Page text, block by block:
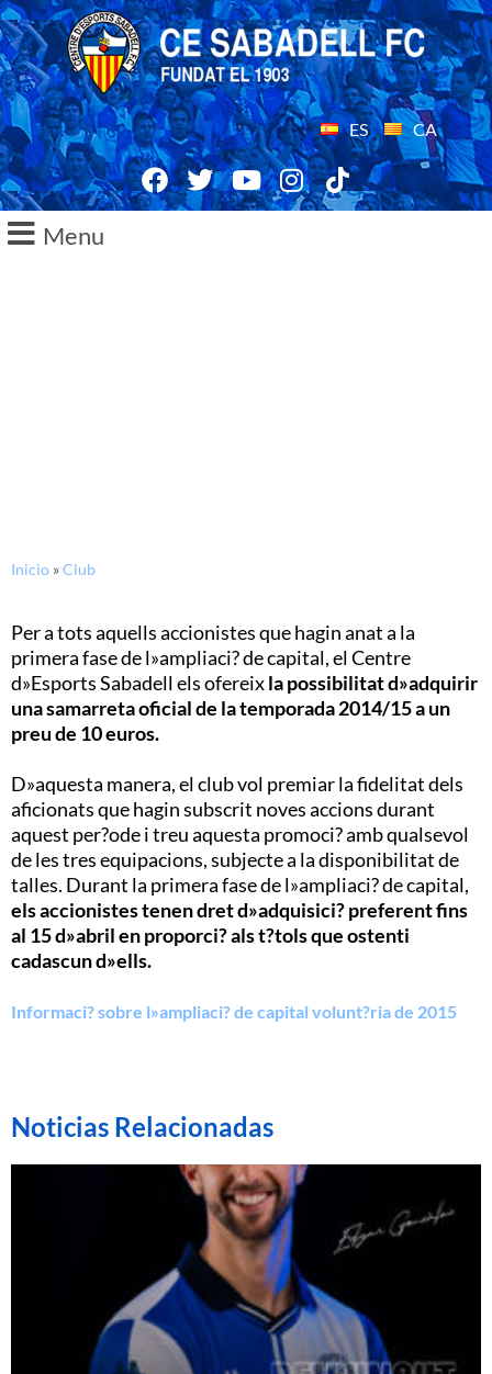
ES CA
Menu
Inicio »Club
Per a tots aquells accionistes que hagin anat a la
primera fase de l»ampliaci? de capital, el Centre
d»Esports Sabadell els ofereixla possibilitat d»adquirir
una samarreta oficial de la temporada 2014/15 a un
preu de 10 euros.
D»aquesta manera, el club vol premiar la fidelitat dels
aficionats que hagin subscrit noves accions durant
aquest per?ode i treu aquesta promoci? amb qualsevol
de les tres equipacions, subjecte a la disponibilitat de
talles. Durant la primera fase de l»ampliaci? de capital,
els accionistes tenen dret d»adquisici? preferent fins
al 15 d»abril en proporci? als t?tols que ostenti
cadascun d»ells.
Informaci? sobre l»ampliaci? de capital volunt?ria de 2015
Noticias Relacionadas